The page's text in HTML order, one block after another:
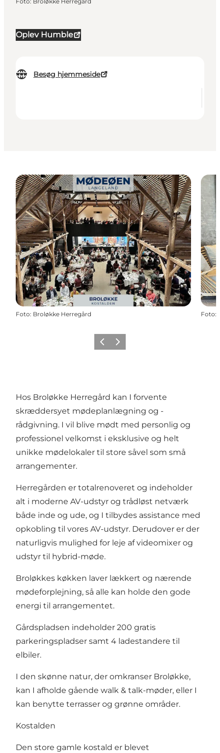
Oplev Humble
Besøg hjemmeside
Foto: Broløkke Herregård Foto:
ForrigeNæste
Hos Broløkke Herregård kan I forvente
skræddersyet mødeplanlægning og -
rådgivning. I vil blive mødt med personlig og
professionel velkomst i eksklusive og helt
unikke mødelokaler til store såvel som små
arrangementer.
Herregården er totalrenoveret og indeholder
alt i moderne AV-udstyr og trådløst netværk
både inde og ude, og I tilbydes assistance med
opkobling til vores AV-udstyr. Derudover er der
naturligvis mulighed for leje af videomixer og
udstyr til hybrid-møde.
Broløkkes køkken laver lækkert og nærende
mødeforplejning, så alle kan holde den gode
energi til arrangementet.
Gårdspladsen indeholder 200 gratis
parkeringspladser samt 4 ladestandere til
elbiler.
I den skønne natur, der omkranser Broløkke,
kan I afholde gående walk & talk-møder, eller I
kan benytte terrasser og grønne områder.
Kostalden
Den store gamle kostald er blevet